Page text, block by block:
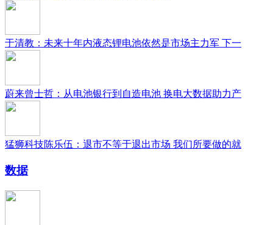
于清教：未来十年内液态锂电池依然是市场主力军 下一
蔚来曾士哲：从电池银行到自造电池 换电大数据助力产
猛狮科技陈乐伍：退市不等于退出市场 我们所要做的就
数据